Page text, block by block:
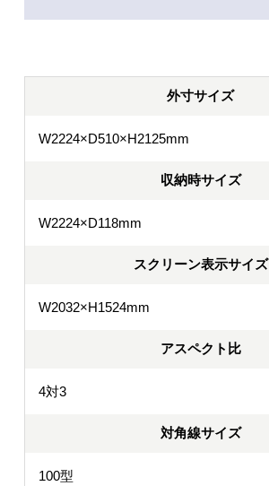
外寸サイズ
W2224×D510×H2125mm
収納時サイズ
W2224×D118mm
スクリーン表示サイズ
W2032×H1524mm
アスペクト比
4対3
対角線サイズ
100型